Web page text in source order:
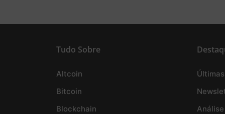
Tudo Sobre
Altcoin
Bitcoin
Blockchain